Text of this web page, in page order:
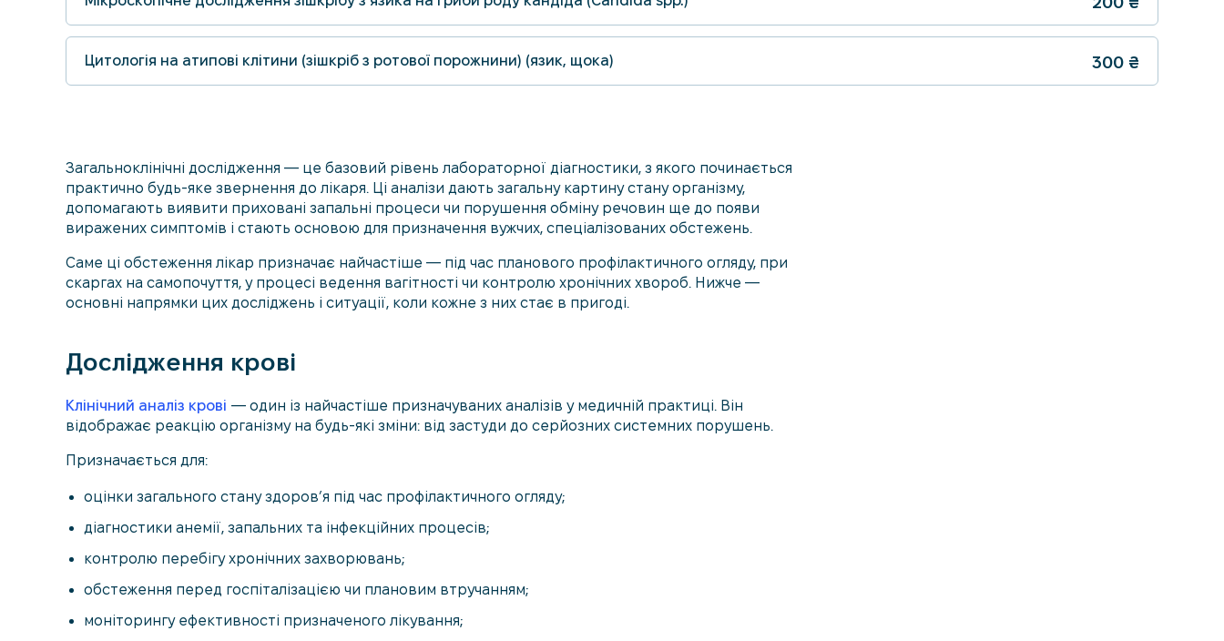
Цитологія на атипові клітини (зішкріб з ротової порожнини) (язик, щока) 300 ₴
Загальноклінічні дослідження — це базовий рівень лабораторної діагностики, з якого починається
практично будь-яке звернення до лікаря. Ці аналізи дають загальну картину стану організму,
допомагають виявити приховані запальні процеси чи порушення обміну речовин ще до появи
виражених симптомів і стають основою для призначення вужчих, спеціалізованих обстежень.
Саме ці обстеження лікар призначає найчастіше — під час планового профілактичного огляду, при
скаргах на самопочуття, у процесі ведення вагітності чи контролю хронічних хвороб. Нижче —
основні напрямки цих досліджень і ситуації, коли кожне з них стає в пригоді.
Дослідження крові
Клінічний аналіз крові — один із найчастіше призначуваних аналізів у медичній практиці. Він
відображає реакцію організму на будь-які зміни: від застуди до серйозних системних порушень.
Призначається для:
оцінки загального стану здоров’я під час профілактичного огляду;
діагностики анемії, запальних та інфекційних процесів;
контролю перебігу хронічних захворювань;
обстеження перед госпіталізацією чи плановим втручанням;
моніторингу ефективності призначеного лікування;